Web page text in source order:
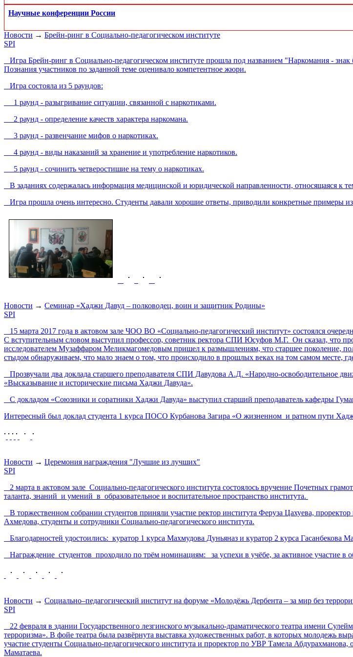
Научные конференции России
Новости → Брейн-ринг в Социально-педагогическом институте
SPI
Игра Брейн-ринг в Социально-педагогическом институте прошла под названием "Наркомания -
Познания участников по заданной теме оценивало компетентное жюри.
Игра состояла из 5 раундов:
1 раунд - разыгривание ситуации, связанной с наркотиками.
2 раунд - определение качеств характера наркомана.
3 раунд - развенчание мифов о наркотиках.
4 раунд - виды наказаний за хранение и употребление наркотиков.
5 раунд - сочинить четверостишие на тему о наркотиках.
В заданиях содержалась информация медицинской и юридической направленности, относящаяся к
Игра прошла очень интересно. Студенты давали хорошие ответы, приводили конкретные примеры
Новости → Cеминар «Хаджи Давуд – полководец, воин и защитник Родины»
SPI
15 марта 2017 года в актовом зале ЧОО ВО «Социально-педагогический институт» состоялся
С вступительным словом выступил профессор, советник ректора СПИ Юсуфов М.Г. Он сказал, что
исследователем Музаффаром Меликмагомедовым пришел к размышлениям, что старшее поколение,
стыдом обнаруживаем, что мало знаем о том, что происходило в прошлых веках на том самом месте,
Прозвучали два доклада старшего преподавателя СПИ Давудова А.Д. «Народно-освободительное
«Высказывание и исторические письма Хаджи Давуда».
С докладом «Союзники и соратники Хаджи Давуда» выступил старший преподаватель кафедры
Интересный был доклад студента 1 курса ПОСО Курбанова Загира «О жизненном и ратном пути
Новости → Церемония награждения "Лучшие из лучших"
SPI
2 марта в актовом зале Социально-педагогического института состоялось вручение Почетных
таланта, знаний и умений в образовательное и воспитательное пространство института.
В торжественном собрании студентов приняли участие ректор института Феруза Цахуева,
Ахмедова, студенты и сотрудники Социально-педагогического института.
Благодарностей удостоились: куратор 1 курса Махмудова Дуньяназ и куратор 2 курса Гасанбекова
Награждение студентов проходило по трём номинациям: за успехи в учёбе, за активное участие в
Новости → Социально–педагогический институт на форуме «Молодёжь Дербента – за мир без
SPI
22 февраля в здании Государственного лезгинского музыкально-драматического театра имени
терроризма». В фойе театра была развёрнута выставка художественных работ, в которых молодежь
участие студенты Социально-педагогического института и проректор по УВР Тамела
Маматаева.